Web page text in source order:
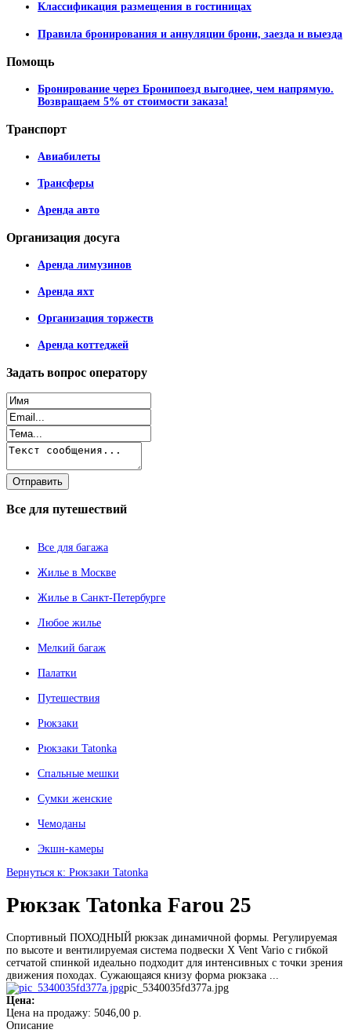
Классификация размещения в гостиницах
Правила бронирования и аннуляции брони, заезда и выезда
Помощь
Бронирование через Бронипоезд выгоднее, чем напрямую.
Возвращаем 5% от стоимости заказа!
Транспорт
Авиабилеты
Трансферы
Аренда авто
Организация досуга
Аренда лимузинов
Аренда яхт
Организация торжеств
Аренда коттеджей
Задать вопрос оператору
Все для путешествий
Все для багажа
Жилье в Москве
Жилье в Санкт-Петербурге
Любое жилье
Мелкий багаж
Палатки
Путешествия
Рюкзаки
Рюкзаки Tatonka
Спальные мешки
Сумки женские
Чемоданы
Экшн-камеры
Вернуться к: Рюкзаки Tatonka
Рюкзак Tatonka Farou 25
Спортивный ПОХОДНЫЙ рюкзак динамичной формы. Регулируемая
по высоте и вентилируемая система подвески X Vent Vario с гибкой
сетчатой спинкой идеально подходит для интенсивных с точки зрения
движения походах. Сужающаяся книзу форма рюкзака ...
pic_5340035fd377a.jpg
Цена:
Цена на продажу: 5046,00 р.
Описание